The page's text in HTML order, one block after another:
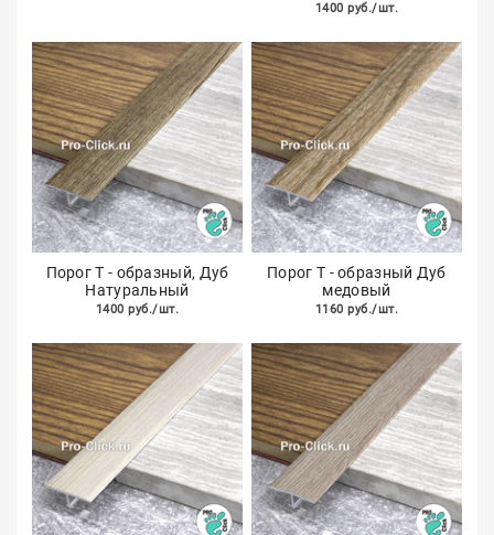
1400 руб./шт.
Порог Т - образный, Дуб
Натуральный
1400 руб./шт.
Порог Т - образный Дуб
медовый
1160 руб./шт.